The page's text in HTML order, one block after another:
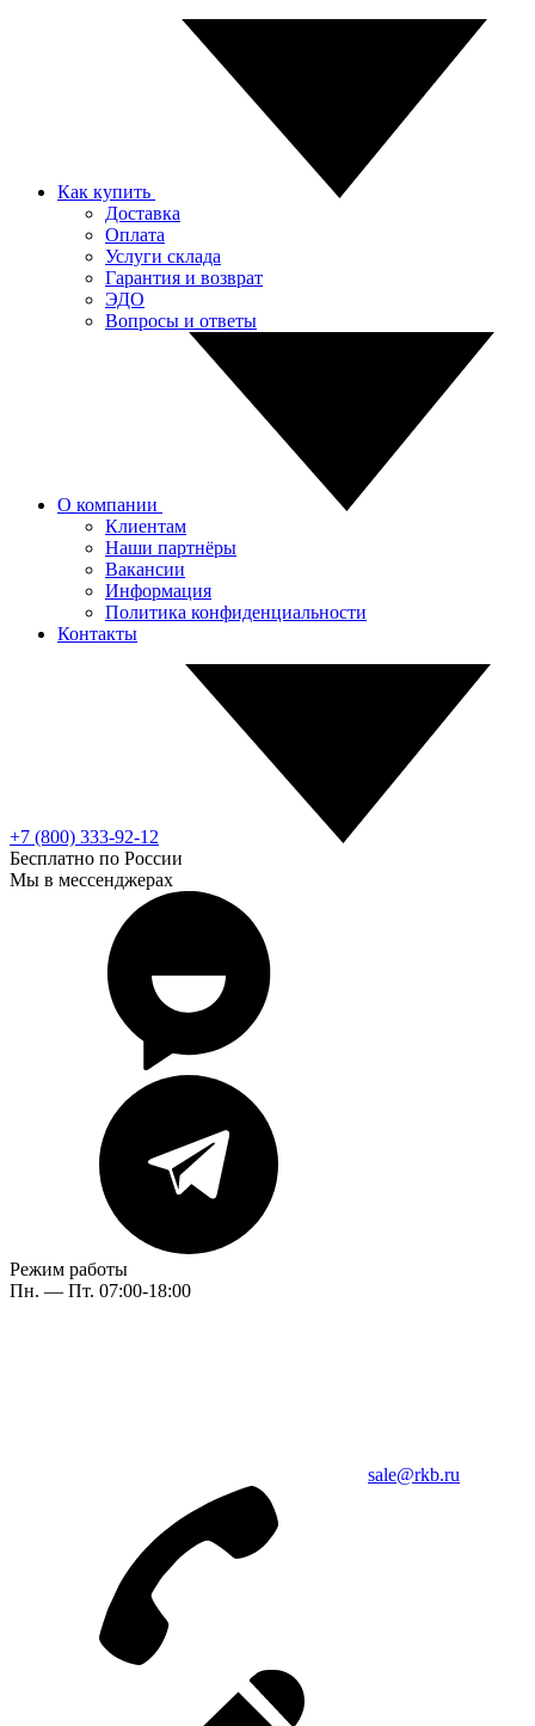
Как купить
Доставка
Оплата
Услуги склада
Гарантия и возврат
ЭДО
Вопросы и ответы
О компании
Клиентам
Наши партнёры
Вакансии
Информация
Политика конфиденциальности
Контакты
+7 (800) 333-92-12
Бесплатно по России
Мы в мессенджерах
Режим работы
Пн. — Пт. 07:00-18:00
sale@rkb.ru